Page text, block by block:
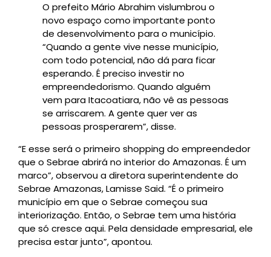
O prefeito Mário Abrahim vislumbrou o
novo espaço como importante ponto
de desenvolvimento para o município.
“Quando a gente vive nesse município,
com todo potencial, não dá para ficar
esperando. É preciso investir no
empreendedorismo. Quando alguém
vem para Itacoatiara, não vê as pessoas
se arriscarem. A gente quer ver as
pessoas prosperarem”, disse.
“E esse será o primeiro shopping do empreendedor
que o Sebrae abrirá no interior do Amazonas. É um
marco”, observou a diretora superintendente do
Sebrae Amazonas, Lamisse Said. “É o primeiro
município em que o Sebrae começou sua
interiorização. Então, o Sebrae tem uma história
que só cresce aqui. Pela densidade empresarial, ele
precisa estar junto”, apontou.